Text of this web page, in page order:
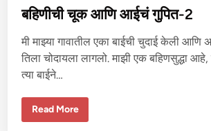
झ
व
वी
स्व
प्न
-
१
बहिणीची चूक आणि आईचं गुपित-2
मी माझ्या गावातील एका बाईची चुदाई केली
तिला चोदायला लागलो. माझी एक बहिणसुद्धा
त्या बाईने…
ब
Read More